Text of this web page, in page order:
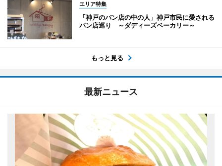
エリア特集
「神戸のパン店の中の人」神戸市民に愛される
パン店巡り ～ダディーズベーカリー～
もっと見る
最新ニュース